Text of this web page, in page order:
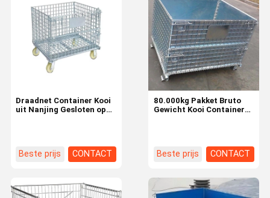
Draadnet Container Kooi
uit Nanjing Gesloten open
Beste prijs CONTACT
80.000kg Pakket Bruto
Gewicht Kooi Container
Beste prijs CONTACT